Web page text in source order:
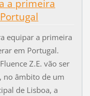
a primeira
equipar a primeira
em Portugal.
Z.E. vão ser
no âmbito de um
de Lisboa, a